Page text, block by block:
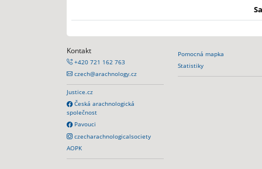
Kontakt
+420 721 162 763
czech@arachnology.cz
Justice.cz
Česká arachnologická
společnost
Pavouci
czecharachnologicalsociety
AOPK
Pomocná mapka
Statistiky